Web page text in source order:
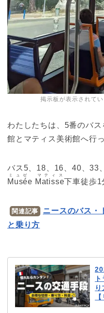
掲示板が表示されて
わたしたちは、5番のバ
館とマティス美術館へ行
バス5、18、16、40、
Musée Matisse
ミュゼ マティス
下車徒歩1
関連記事
ニースのバス・
と乗り方
【最